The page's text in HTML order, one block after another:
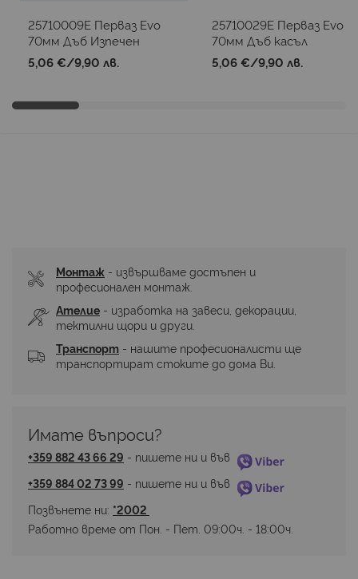
25710009E Перваз Evo
70мм Дъб Изпечен
5,06 €/9,90 лв.
25710029E Перваз Evo
70мм Дъб касъл
5,06 €/9,90 лв.
Монтаж - извършваме достъпен и
професионален монтаж.
Ателие - изработка на завеси, декорации,
тектилни щори и други.
Транспорт - нашите професионалисти ще
транспортират стоките до дома Ви.
Имате въпроси?
+359 882 43 66 29 - пишете ни и във
+359 884 02 73 99 - пишете ни и във
Позвънете ни: *2002
Работно време от Пон. - Пет. 09:00ч. - 18:00ч.